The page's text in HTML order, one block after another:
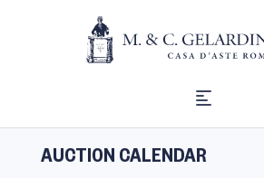
AUCTION CALENDAR